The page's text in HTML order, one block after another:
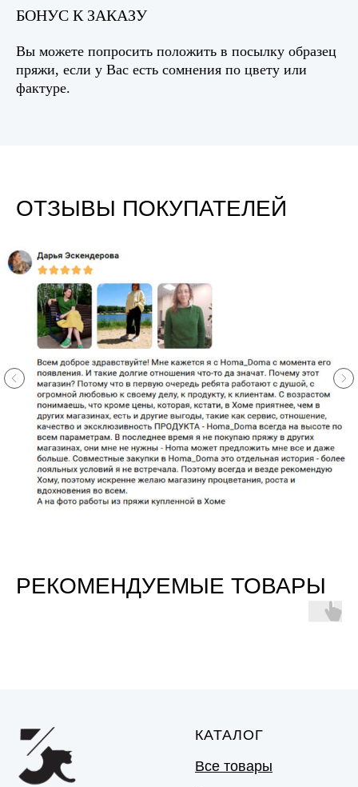
БОНУС К ЗАКАЗУ
Вы можете попросить положить в посылку образец
пряжи, если у Вас есть сомнения по цвету или
фактуре.
ОТЗЫВЫ ПОКУПАТЕЛЕЙ
РЕКОМЕНДУЕМЫЕ ТОВАРЫ
КАТАЛОГ
Все товары